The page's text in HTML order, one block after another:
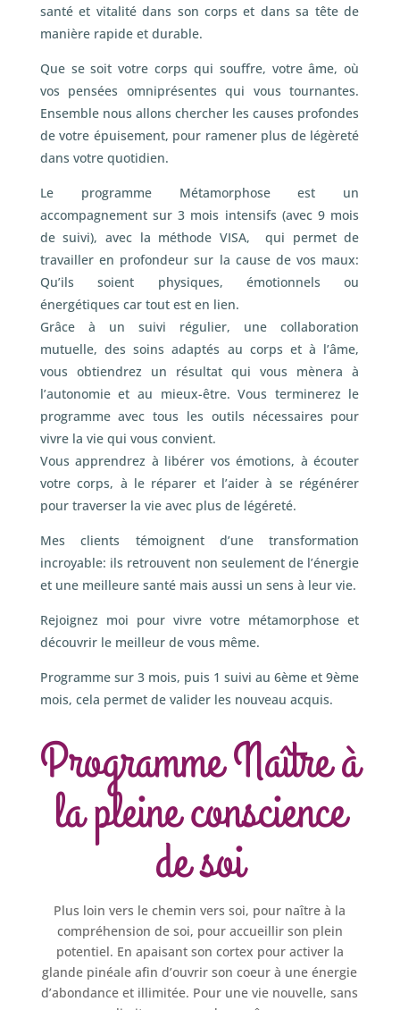
santé et vitalité dans son corps et dans sa tête de
manière rapide et durable.
Que se soit votre corps qui souffre, votre âme, où
vos pensées omniprésentes qui vous tournantes.
Ensemble nous allons chercher les causes profondes
de votre épuisement, pour ramener plus de légèreté
dans votre quotidien.
Le programme Métamorphose est un
accompagnement sur 3 mois intensifs (avec 9 mois
de suivi), avec la méthode VISA, qui permet de
travailler en profondeur sur la cause de vos maux:
Qu’ils soient physiques, émotionnels ou
énergétiques car tout est en lien.
Grâce à un suivi régulier, une collaboration
mutuelle, des soins adaptés au corps et à l’âme,
vous obtiendrez un résultat qui vous mènera à
l’autonomie et au mieux-être. Vous terminerez le
programme avec tous les outils nécessaires pour
vivre la vie qui vous convient.
Vous apprendrez à libérer vos émotions, à écouter
votre corps, à le réparer et l’aider à se régénérer
pour traverser la vie avec plus de légéreté.
Mes clients témoignent d’une transformation
incroyable: ils retrouvent non seulement de l’énergie
et une meilleure santé mais aussi un sens à leur vie.
Rejoignez moi pour vivre votre métamorphose et
découvrir le meilleur de vous même.
Programme sur 3 mois, puis 1 suivi au 6ème et 9ème
mois, cela permet de valider les nouveau acquis.
Programme Naître à
la pleine conscience
de soi
Plus loin vers le chemin vers soi, pour naître à la
compréhension de soi, pour accueillir son plein
potentiel. En apaisant son cortex pour activer la
glande pinéale afin d’ouvrir son coeur à une énergie
d’abondance et illimitée. Pour une vie nouvelle, sans